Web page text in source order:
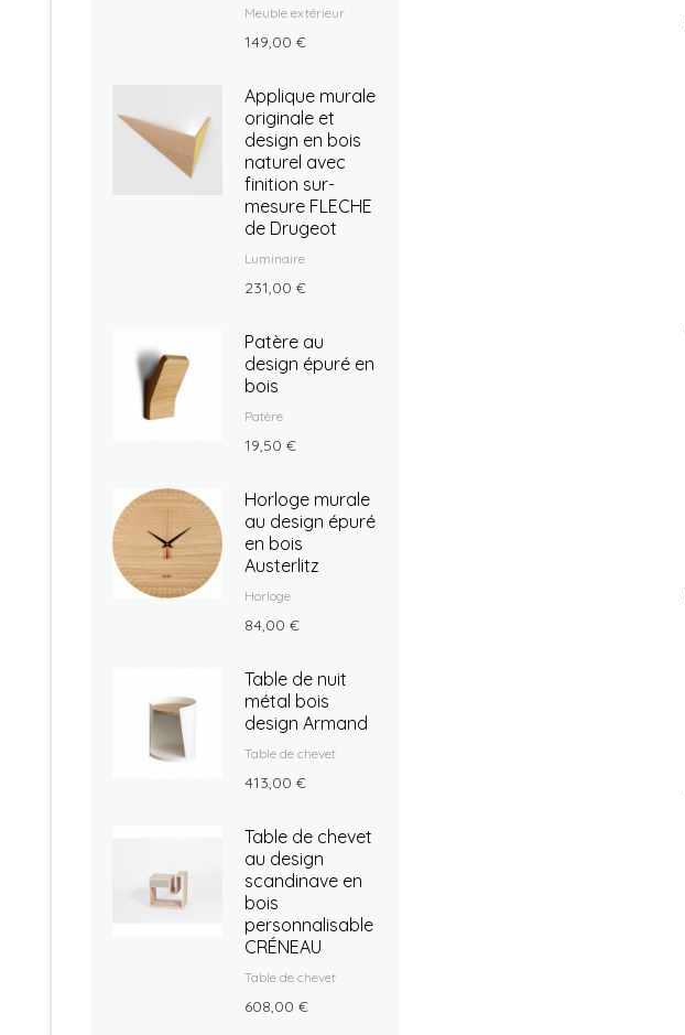
Meuble extérieur
149,00 €
Applique murale
originale et
design en bois
naturel avec
finition sur-
mesure FLECHE
de Drugeot
Luminaire
231,00 €
Patère au
design épuré en
bois
Patère
19,50 €
Horloge murale
au design épuré
en bois
Austerlitz
Horloge
84,00 €
Table de nuit
métal bois
design Armand
Table de chevet
413,00 €
Table de chevet
au design
scandinave en
bois
personnalisable
CRÉNEAU
Table de chevet
608,00 €